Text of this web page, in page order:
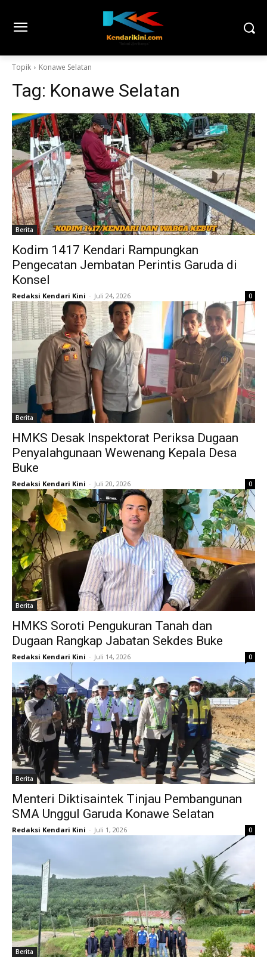
Topik Konawe Selatan
Tag: Konawe Selatan
Berita
Kodim 1417 Kendari Rampungkan
Pengecatan Jembatan Perintis Garuda di
Konsel
Redaksi Kendari Kini - Juli 24, 2026 0
Berita
HMKS Desak Inspektorat Periksa Dugaan
Penyalahgunaan Wewenang Kepala Desa
Buke
Redaksi Kendari Kini - Juli 20, 2026 0
Berita
HMKS Soroti Pengukuran Tanah dan
Dugaan Rangkap Jabatan Sekdes Buke
Redaksi Kendari Kini - Juli 14, 2026 0
Berita
Menteri Diktisaintek Tinjau Pembangunan
SMA Unggul Garuda Konawe Selatan
Redaksi Kendari Kini - Juli 1, 2026 0
Berita